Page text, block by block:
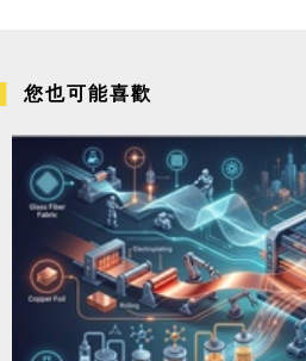
您也可能喜歡